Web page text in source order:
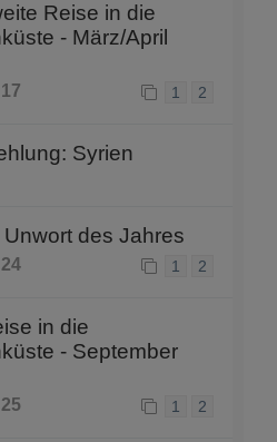
Reise in die
- März/April
17 1 2
Syrien
des Jahres
24 1 2
in die
- September
25 1 2